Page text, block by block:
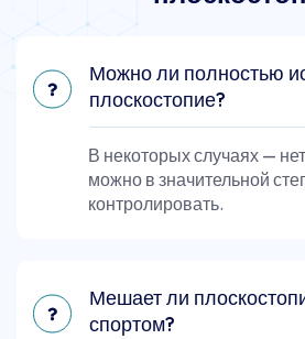
Можно ли полностью
плоскостопие?
В некоторых случаях —
можно в значительной
контролировать.
Мешает ли
спортом?